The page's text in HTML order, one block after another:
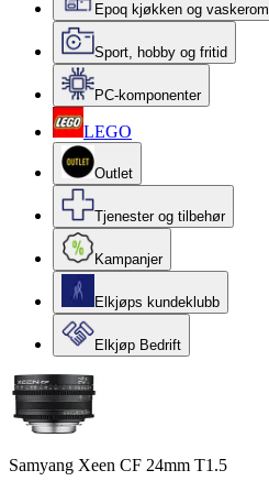
Epoq kjøkken og vaskerom
Sport, hobby og fritid
PC-komponenter
LEGO
Outlet
Tjenester og tilbehør
Kampanjer
Elkjøps kundeklubb
Elkjøp Bedrift
Samyang Xeen CF 24mm T1.5